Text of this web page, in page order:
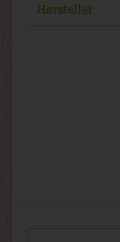
Hersteller